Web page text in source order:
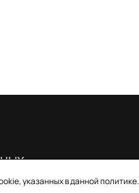
указанных в данной политике.